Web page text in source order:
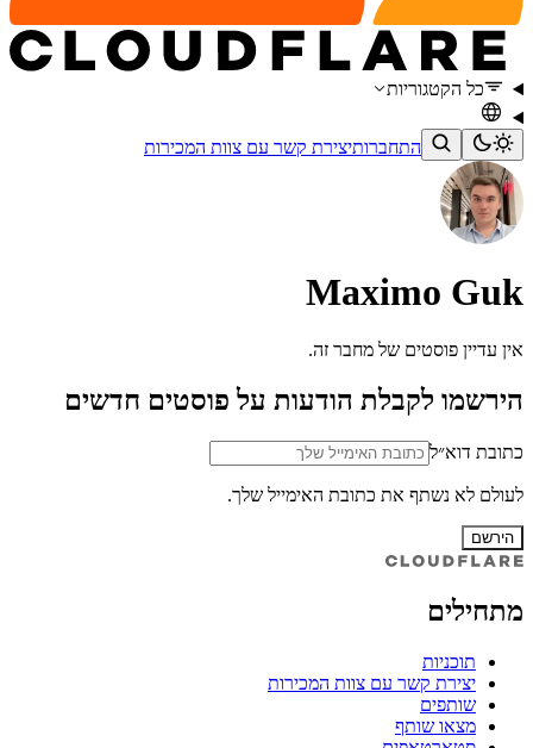
כל הקטגוריות
התחברותיצירת קשר עם צוות המכירות
Maximo Guk
אין עדיין פוסטים של מחבר זה.
הירשמו לקבלת הודעות על פוסטים חדשים
כתובת דוא״ל
לעולם לא נשתף את כתובת האימייל שלך.
הירשם
מתחילים
תוכניות
יצירת קשר עם צוות המכירות
שותפים
מצאו שותף